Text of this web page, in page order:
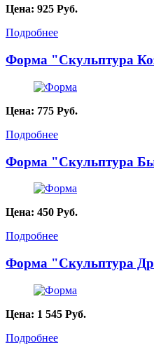
Цена: 925 Руб.
Подробнее
Форма "Скульптура
Цена: 775 Руб.
Подробнее
Форма "Скульптура
Цена: 450 Руб.
Подробнее
Форма "Скульптура
Цена: 1 545 Руб.
Подробнее